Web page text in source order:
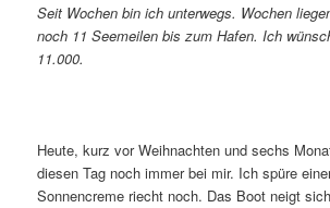
Seit Wochen bin ich unterwegs. Wochen
noch 11 Seemeilen bis zum Hafen. Ich
11.000.
Heute, kurz vor Weihnachten und sechs
diesen Tag noch immer bei mir. Ich spüre
Sonnencreme riecht noch. Das Boot neigt